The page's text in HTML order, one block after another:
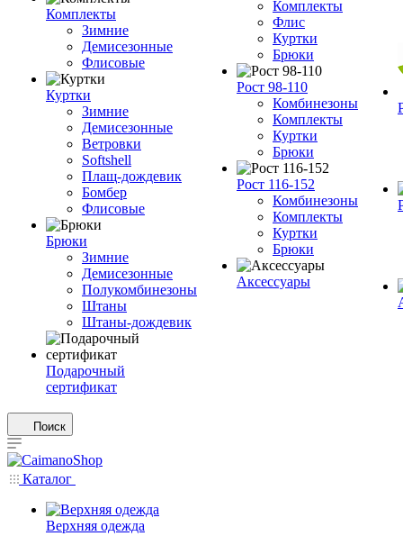
Комплекты
Зимние
Демисезонные
Флисовые
Куртки
Зимние
Демисезонные
Ветровки
Softshell
Плащ-дождевик
Бомбер
Флисовые
Брюки
Зимние
Демисезонные
Полукомбинезоны
Штаны
Штаны-дождевик
Подарочный
сертификат
Комплекты
Флис
Куртки
Брюки
Рост 98-110
Комбинезоны
Комплекты
Куртки
Брюки
Рост 116-152
Комбинезоны
Комплекты
Куртки
Брюки
Аксессуары
Поиск
Каталог
Верхняя одежда